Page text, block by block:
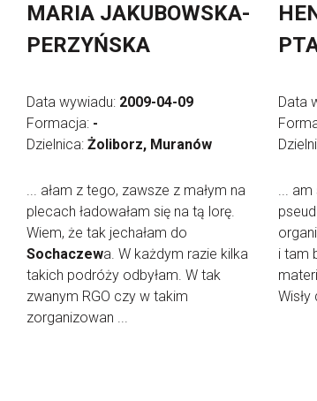
MARIA JAKUBOWSKA-
PERZYŃSKA
Data wywiadu: 2009-04-09
Formacja: -
Dzielnica: Żoliborz, Muranów
... ałam z tego, zawsze z małym na
plecach ładowałam się na tą lorę.
Wiem, że tak jechałam do
Sochaczewa. W każdym razie kilka
takich podróży odbyłam. W tak
zwanym RGO czy w takim
zorganizowan ...
Data
... am
i tam